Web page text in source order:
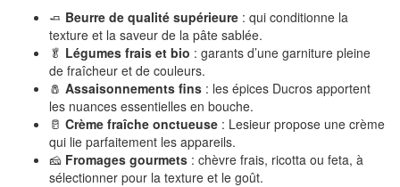
🧈 Beurre de qualité supérieure : qui conditionne la
texture et la saveur de la pâte sablée.
🥬 Légumes frais et bio : garants d’une garniture pleine
de fraîcheur et de couleurs.
🧂 Assaisonnements fins : les épices Ducros apportent
les nuances essentielles en bouche.
🥛 Crème fraîche onctueuse : Lesieur propose une crème
qui lie parfaitement les appareils.
🧀 Fromages gourmets : chèvre frais, ricotta ou feta, à
sélectionner pour la texture et le goût.